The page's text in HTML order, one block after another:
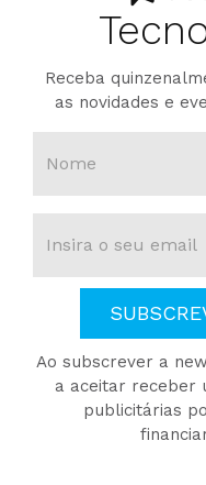
Receba
as novidades e
Ao subscrever a
a aceitar receber
publicitárias